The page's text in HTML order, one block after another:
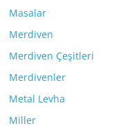
Masalar
Merdiven
Merdiven Çeşitleri
Merdivenler
Metal Levha
Miller